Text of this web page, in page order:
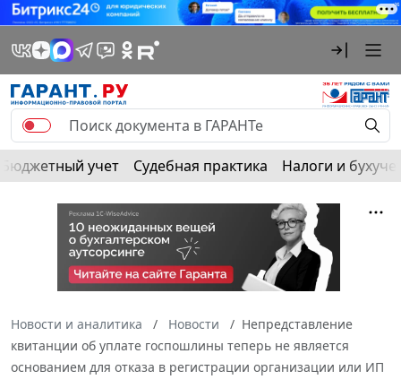
Бюджетный учет Судебная практика Налоги и
Новости и аналитика Новости
Непредставление
квитанции об уплате госпошлины теперь не является
основанием для отказа в регистрации организации или ИП